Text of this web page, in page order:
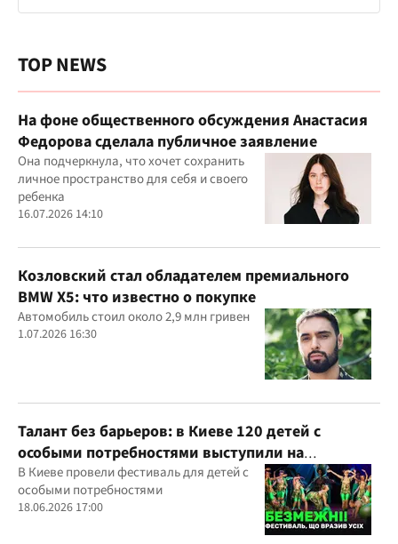
TOP NEWS
На фоне общественного обсуждения Анастасия
Федорова сделала публичное заявление
Она подчеркнула, что хочет сохранить
личное пространство для себя и своего
ребенка
16.07.2026 14:10
Козловский стал обладателем премиального
BMW X5: что известно о покупке
Автомобиль стоил около 2,9 млн гривен
1.07.2026 16:30
Талант без барьеров: в Киеве 120 детей с
особыми потребностями выступили на
всеукраинском фестивале
В Киеве провели фестиваль для детей с
особыми потребностями
18.06.2026 17:00